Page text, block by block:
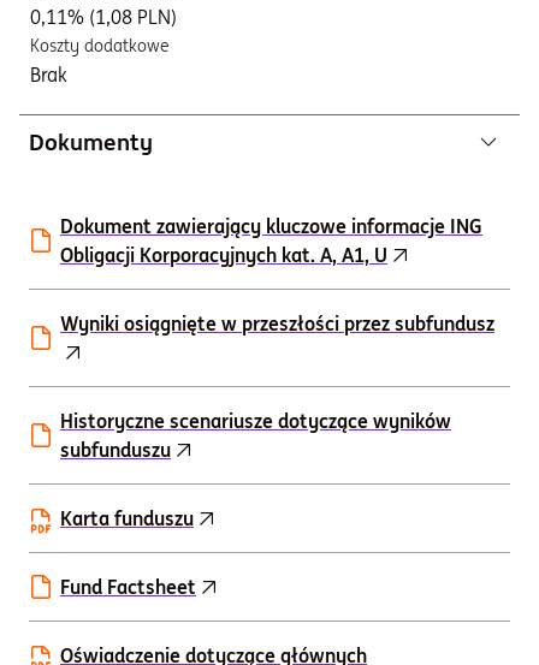
0,11% (1,08 PLN)
Koszty dodatkowe
Brak
Dokumenty
Dokument zawierający kluczowe informacje ING
Obligacji Korporacyjnych kat. A, A1, U
Wyniki osiągnięte w przeszłości przez subfundusz
Historyczne scenariusze dotyczące wyników
subfunduszu
Karta funduszu
Fund Factsheet
Oświadczenie dotyczące głównych